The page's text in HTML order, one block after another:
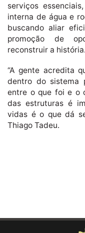
serviços
interna de água e
buscando aliar
promoção de
reconstruir a história.
“A gente acredita
dentro do sistema
entre o que foi e o
das estruturas é
vidas é o que dá
Thiago Tadeu.